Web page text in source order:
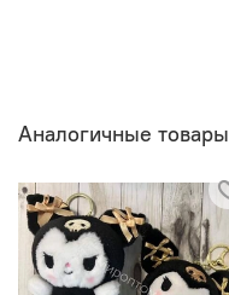
Аналогичные товары